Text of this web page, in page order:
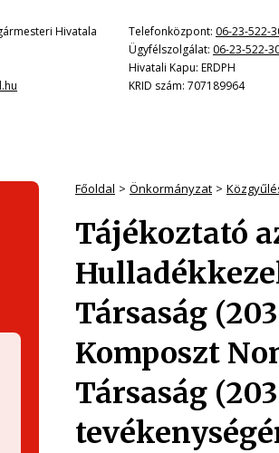
Hivatala
Telefonközpont: 06-23-522-
Ügyfélszolgálat: 06-23-522-
Hivatali Kapu: ERDPH
KRID szám: 707189964
Főoldal Önkormányzat
Tájékoztató
Társaság
Komposzt
Társaság